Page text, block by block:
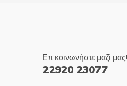
Επικοινωνήστε μαζί μας!
22920 23077